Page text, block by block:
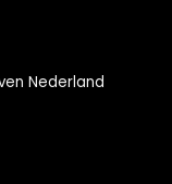
Nederland